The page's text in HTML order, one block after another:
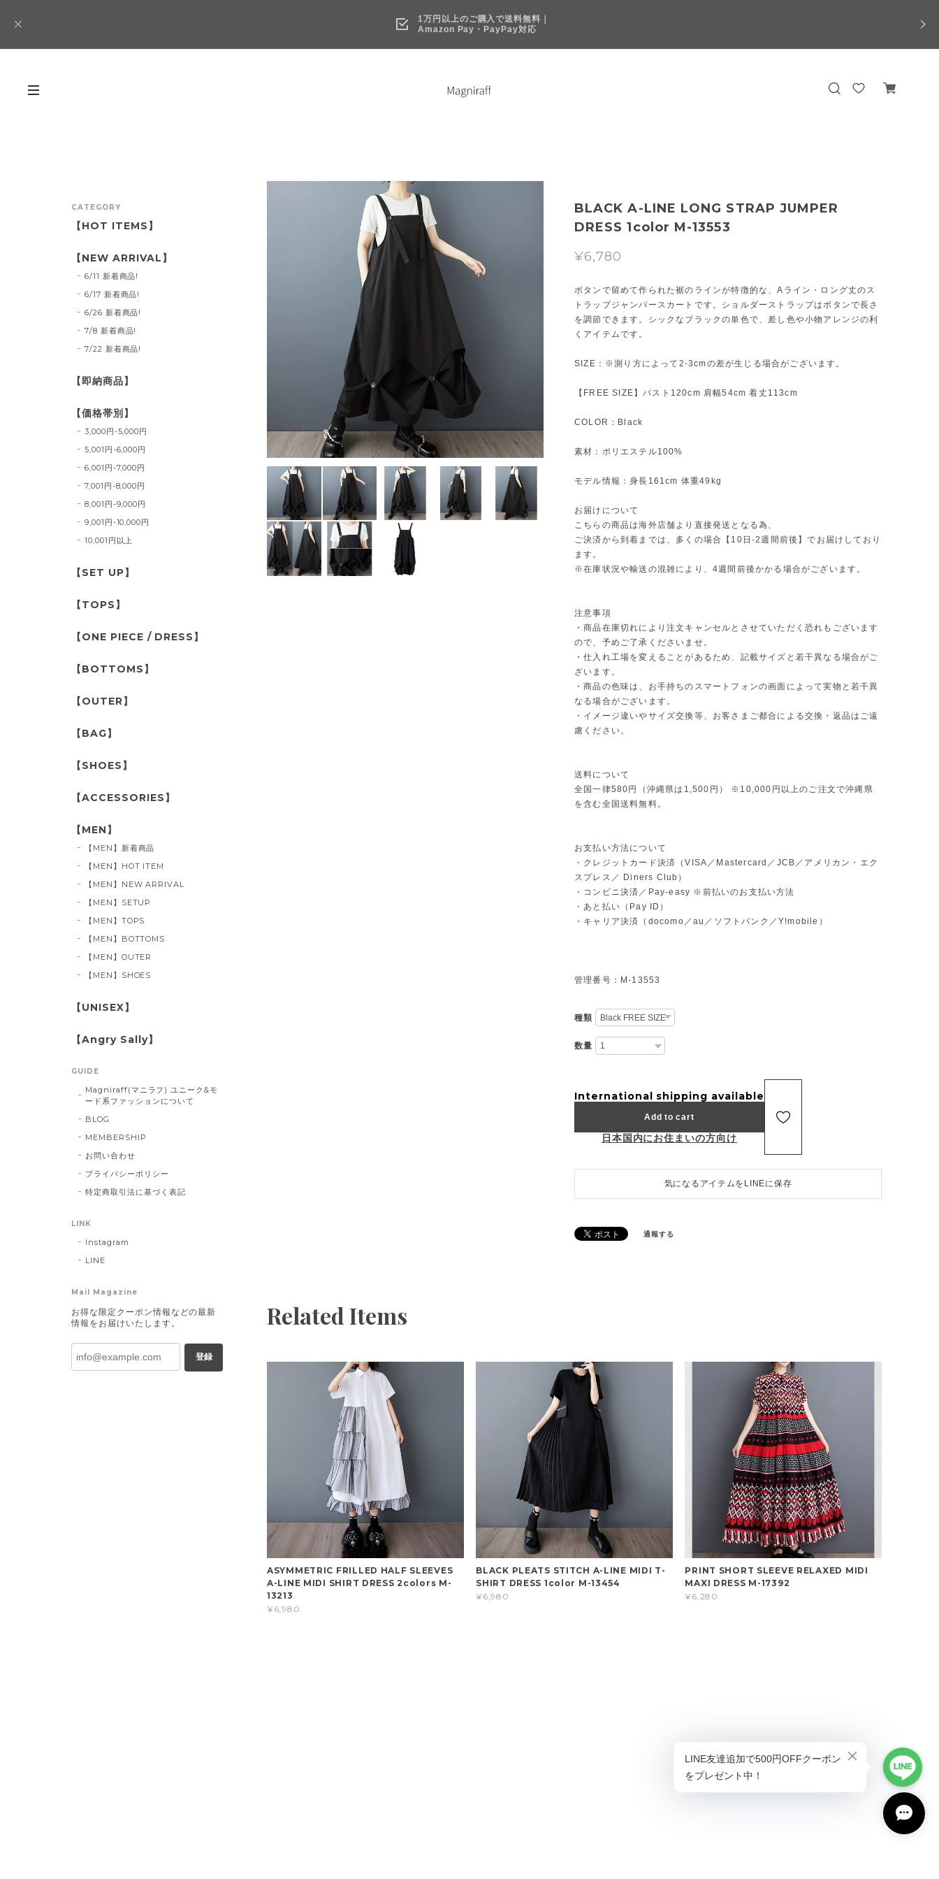
1万円以上のご購入で送料無料｜
Amazon Pay・PayPay対応
BLACK A-LINE LONG STRAP JUMPER
DRESS 1color M-13553
¥6,780
ボタンで留めて作られた裾のラインが特徴的な、Aライン・ロング丈のス
トラップジャンパースカートです。ショルダーストラップはボタンで長さ
を調節できます。シックなブラックの単色で、差し色や小物アレンジの利
くアイテムです。
SIZE：※測り方によって2-3cmの差が生じる場合がございます。
【FREE SIZE】バスト120cm 肩幅54cm 着丈113cm
COLOR：Black
素材：ポリエステル100%
モデル情報：身長161cm 体重49kg
お届けについて
こちらの商品は海外店舗より直接発送となる為、
ご決済から到着までは、多くの場合【10日-2週間前後】でお届けしており
ます。
※在庫状況や輸送の混雑により、4週間前後かかる場合がございます。
注意事項
・商品在庫切れにより注文キャンセルとさせていただく恐れもございます
ので、予めご了承くださいませ。
・仕入れ工場を変えることがあるため、記載サイズと若干異なる場合がご
ざいます。
・商品の色味は、お手持ちのスマートフォンの画面によって実物と若干異
なる場合がございます。
・イメージ違いやサイズ交換等、お客さまご都合による交換・返品はご遠
慮ください。
送料について
全国一律580円（沖縄県は1,500円） ※10,000円以上のご注文で沖縄県
を含む全国送料無料。
お支払い方法について
・クレジットカード決済（VISA／Mastercard／JCB／アメリカン・エク
スプレス／ Diners Club）
・コンビニ決済／Pay-easy ※前払いのお支払い方法
・あと払い（Pay ID）
・キャリア決済（docomo／au／ソフトバンク／Y!mobile）
管理番号：M-13553
種類
数量
International shipping available
Add to cart
日本国内にお住まいの方向け
気になるアイテムをLINEに保存
通報する
Related Items
ASYMMETRIC FRILLED HALF SLEEVES
A-LINE MIDI SHIRT DRESS 2colors M-
13213
¥6,980
BLACK PLEATS STITCH A-LINE MIDI T-
SHIRT DRESS 1color M-13454
¥6,980
PRINT SHORT SLEEVE RELAXED MIDI
MAXI DRESS M-17392
¥6,280
CATEGORY
【HOT ITEMS】
【NEW ARRIVAL】
6/11 新着商品!
6/17 新着商品!
6/26 新着商品!
7/8 新着商品!
7/22 新着商品!
【即納商品】
【価格帯別】
3,000円-5,000円
5,001円-6,000円
6,001円-7,000円
7,001円-8,000円
8,001円-9,000円
9,001円-10,000円
10,001円以上
【SET UP】
【TOPS】
【ONE PIECE / DRESS】
【BOTTOMS】
【OUTER】
【BAG】
【SHOES】
【ACCESSORIES】
【MEN】
【MEN】新着商品
【MEN】HOT ITEM
【MEN】NEW ARRIVAL
【MEN】SETUP
【MEN】TOPS
【MEN】BOTTOMS
【MEN】OUTER
【MEN】SHOES
【UNISEX】
【Angry Sally】
GUIDE
Magniraff(マニラフ) ユニーク&モ
ード系ファッションについて
BLOG
MEMBERSHIP
お問い合わせ
プライバシーポリシー
特定商取引法に基づく表記
LINK
Instagram
LINE
Mail Magazine
お得な限定クーポン情報などの最新
情報をお届けいたします。
登録